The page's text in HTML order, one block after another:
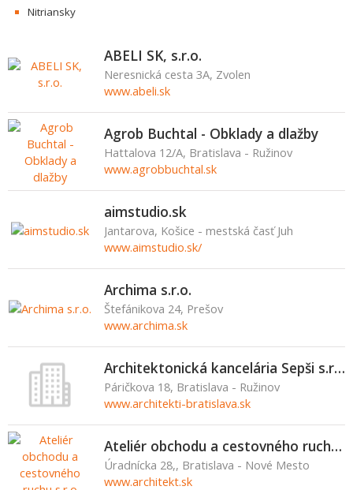
Nitriansky
ABELI SK, s.r.o.
Neresnická cesta 3A, Zvolen
www.abeli.sk
Agrob Buchtal - Obklady a dlažby
Hattalova 12/A, Bratislava - Ružinov
www.agrobbuchtal.sk
aimstudio.sk
Jantarova, Košice - mestská časť Juh
www.aimstudio.sk/
Archima s.r.o.
Štefánikova 24, Prešov
www.archima.sk
Architektonická kancelária Sepši s.r.o.
Páričkova 18, Bratislava - Ružinov
www.architekti-bratislava.sk
Ateliér obchodu a cestovného ruchu s.r.o
Úradnícka 28,, Bratislava - Nové Mesto
www.architekt.sk